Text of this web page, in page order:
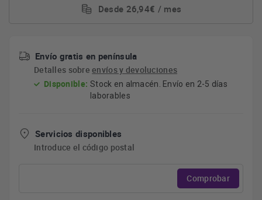
Desde 26,94€ / mes
Envío gratis en península
Detalles sobreenvíos y devoluciones
Disponible: Stock en almacén. Envío en 2-5 días
laborables
Servicios disponibles
Introduce el código postal
Comprobar